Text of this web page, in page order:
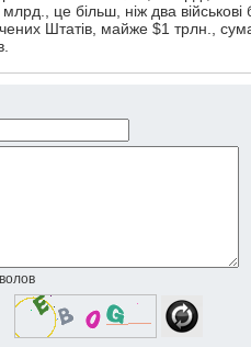
млрд., це більш, ніж два
Штатів, майже $1 трлн.,